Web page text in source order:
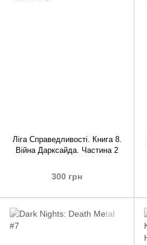
Ліга Справедливості. Книга 8.
Війна Дарксайда. Частина 2
300 грн